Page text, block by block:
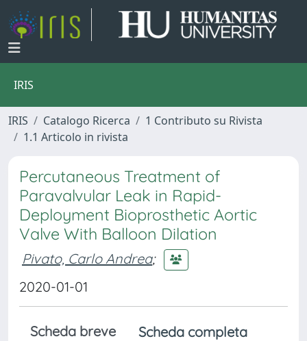
IRIS
IRIS Catalogo Ricerca
1 Contributo su Rivista
1.1 Articolo in rivista
Percutaneous Treatment of
Paravalvular Leak in Rapid-
Deployment Bioprosthetic Aortic
Valve With Balloon Dilation
Pivato, Carlo Andrea;
2020-01-01
Scheda breve
Scheda completa